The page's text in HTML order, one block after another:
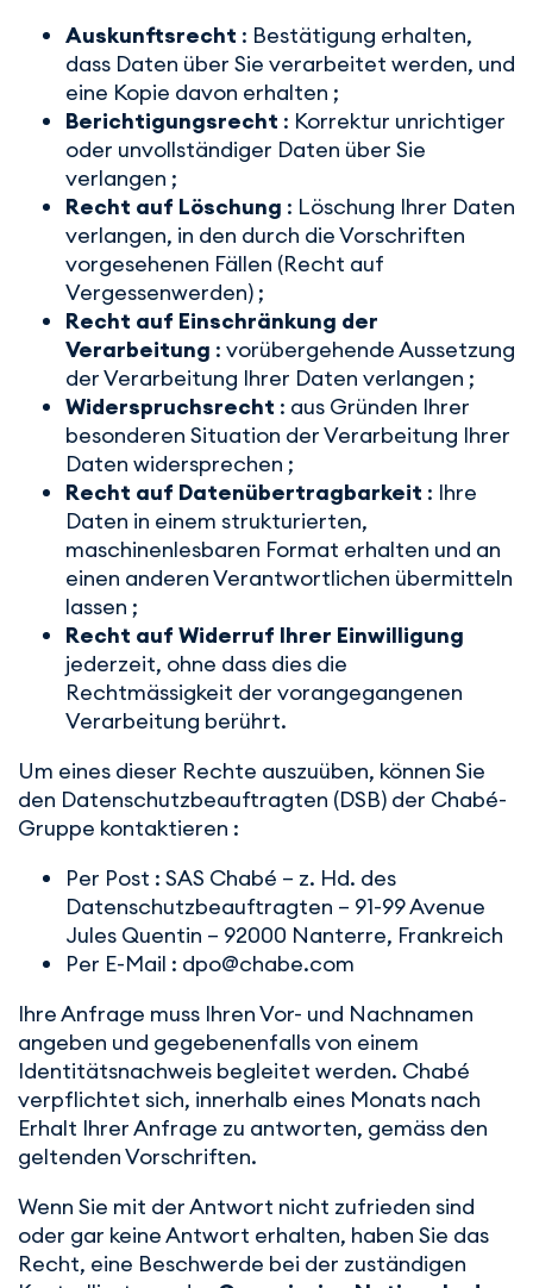
Auskunftsrecht : Bestätigung erhalten,
dass Daten über Sie verarbeitet werden, und
eine Kopie davon erhalten ;
Berichtigungsrecht : Korrektur unrichtiger
oder unvollständiger Daten über Sie
verlangen ;
Recht auf Löschung : Löschung Ihrer Daten
verlangen, in den durch die Vorschriften
vorgesehenen Fällen (Recht auf
Vergessenwerden) ;
Recht auf Einschränkung der
Verarbeitung : vorübergehende Aussetzung
der Verarbeitung Ihrer Daten verlangen ;
Widerspruchsrecht : aus Gründen Ihrer
besonderen Situation der Verarbeitung Ihrer
Daten widersprechen ;
Recht auf Datenübertragbarkeit : Ihre
Daten in einem strukturierten,
maschinenlesbaren Format erhalten und an
einen anderen Verantwortlichen übermitteln
lassen ;
Recht auf Widerruf Ihrer Einwilligung
jederzeit, ohne dass dies die
Rechtmässigkeit der vorangegangenen
Verarbeitung berührt.
Um eines dieser Rechte auszuüben, können Sie
den Datenschutzbeauftragten (DSB) der Chabé-
Gruppe kontaktieren :
Per Post : SAS Chabé – z. Hd. des
Datenschutzbeauftragten – 91-99 Avenue
Jules Quentin – 92000 Nanterre, Frankreich
Per E-Mail : dpo@chabe.com
Ihre Anfrage muss Ihren Vor- und Nachnamen
angeben und gegebenenfalls von einem
Identitätsnachweis begleitet werden. Chabé
verpflichtet sich, innerhalb eines Monats nach
Erhalt Ihrer Anfrage zu antworten, gemäss den
geltenden Vorschriften.
Wenn Sie mit der Antwort nicht zufrieden sind
oder gar keine Antwort erhalten, haben Sie das
Recht, eine Beschwerde bei der zuständigen